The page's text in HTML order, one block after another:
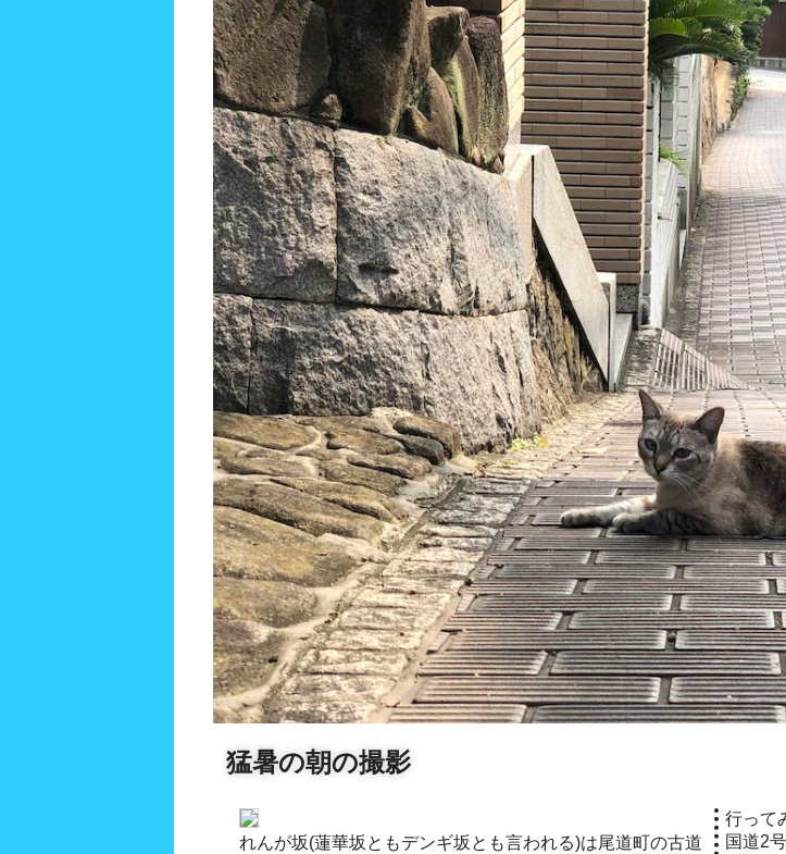
猛暑の朝の撮影
れんが坂(蓮華坂ともデンギ坂とも言われる)は尾道町の古道
行って
国道2